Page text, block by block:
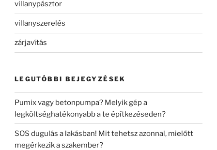
villanypásztor
villanyszerelés
zárjavítás
LEGUTÓBBI BEJEGYZÉSEK
Pumix vagy betonpumpa? Melyik gép a
legköltséghatékonyabb a te építkezéseden?
SOS dugulás a lakásban! Mit tehetsz azonnal, mielőtt
megérkezik a szakember?